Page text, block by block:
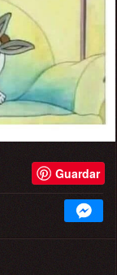
Guardar